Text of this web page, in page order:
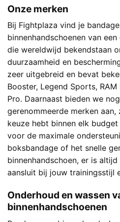
Onze merken
Bij Fightplaza vind je
binnenhandschoenen van
die wereldwijd bekendstaan
duurzaamheid en
zeer uitgebreid en bevat
Booster, Legend Sports,
Pro. Daarnaast bieden we
gerenommeerde merken
keuze hebt binnen elk
voor de maximale
boksbandage of het snelle
binnenhandschoen, er is
aansluit bij jouw trainingsstijl
Onderhoud en wassen
binnenhandschoenen